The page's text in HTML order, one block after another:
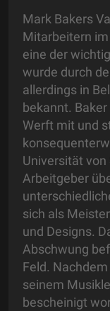
Mark Bakers
Mitarbeitern
eine der
wurde durch
allerdings in
bekannt.
Werft mit und
Universität
Arbeitgeber
sich als
und Designs.
Abschwung
Feld.
seinem
bescheinigt